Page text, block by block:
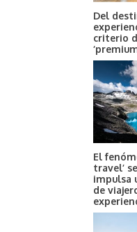
Del
criterio
El
travel’
impulsa
de